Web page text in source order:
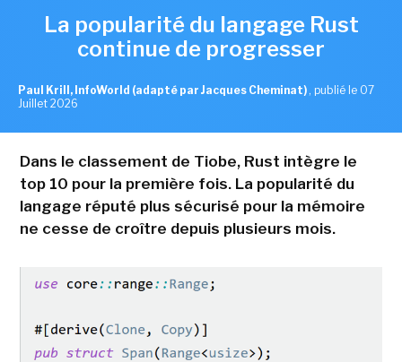
La popularité du langage Rust
continue de progresser
Paul Krill, InfoWorld (adapté par Jacques Cheminat) , publié le 07
Juillet 2026
Dans le classement de Tiobe, Rust intègre le
top 10 pour la première fois. La popularité du
langage réputé plus sécurisé pour la mémoire
ne cesse de croître depuis plusieurs mois.